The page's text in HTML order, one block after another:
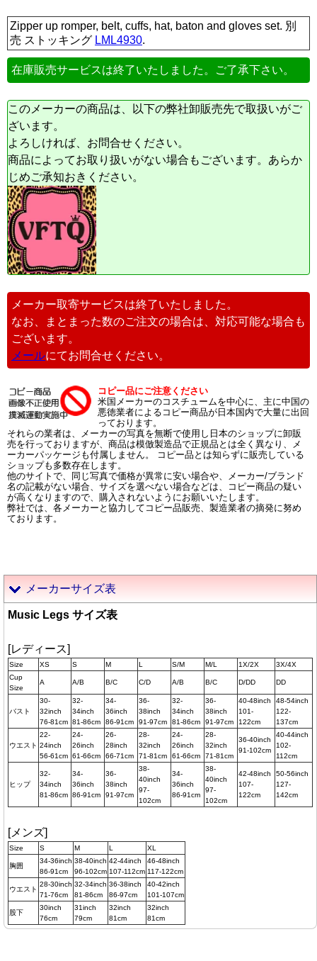
Zipper up romper, belt, cuffs, hat, baton and gloves set. 別
売 ストッキング LML4930.
在庫販売サービスは終了いたしました。ご了承下さい。
このメーカーの商品は、以下の弊社卸販売先で取扱いがご
ざいます。
よろしければ、お問合せください。
商品によってお取り扱いがない場合もございます。あらか
じめご承知おきください。
メーカー取寄サービスは終了いたしました。
なお、まとまった数のご注文の場合は、対応可能な場合も
ございます。
メールにてお問合せください。
コピー品にご注意ください
米国メーカーのコスチュームを中心に、主に中国の
悪徳業者によるコピー商品が日本国内で大量に出回
っております。
それらの業者は、メーカーの写真を無断で使用し日本のショップに卸販
売を行っておりますが、商品は模倣製造品で正規品とは全く異なり、メ
ーカーパッケージも付属しません。 コピー品とは知らずに販売している
ショップも多数存在します。
他のサイトで、同じ写真で価格が異常に安い場合や、メーカー/ブランド
名の記載がない場合、サイズを選べない場合などは、コピー商品の疑い
が高くなりますので、購入されないようにお願いいたします。
弊社では、各メーカーと協力してコピー品販売、製造業者の摘発に努め
ております。
メーカーサイズ表
Music Legs サイズ表
[レディース]
Size XS S M L S/M M/L 1X/2X
3X/4X
Cup
Size
A A/B B/C C/D A/B B/C D/DD DD
バスト
30-
32inch
76-81cm
32-
34inch
81-86cm
34-
36inch
86-91cm
36-
38inch
91-97cm
32-
34inch
81-86cm
36-
38inch
91-97cm
40-48inch
101-
122cm
48-54inch
122-
137cm
ウエスト
22-
24inch
56-61cm
24-
26inch
61-66cm
26-
28inch
66-71cm
28-
32inch
71-81cm
24-
26inch
61-66cm
28-
32inch
71-81cm
36-40inch
91-102cm
40-44inch
102-
112cm
ヒップ
32-
34inch
81-86cm
34-
36inch
86-91cm
36-
38inch
91-97cm
38-
40inch
97-
102cm
34-
36inch
86-91cm
38-
40inch
97-
102cm
42-48inch
107-
122cm
50-56inch
127-
142cm
[メンズ]
Size S M L XL
胸囲
34-36inch
86-91cm
38-40inch
96-102cm
42-44inch
107-112cm
46-48inch
117-122cm
ウエスト
28-30inch
71-76cm
32-34inch
81-86cm
36-38inch
86-97cm
40-42inch
101-107cm
股下
30inch
76cm
31inch
79cm
32inch
81cm
32inch
81cm